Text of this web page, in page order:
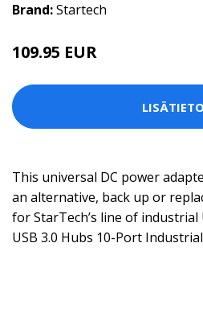
Brand:Startech
109.95 EUR
This universal DC power
an alternative, back up or
for StarTech’s line of industrial
USB 3.0 Hubs 10-Port Industrial